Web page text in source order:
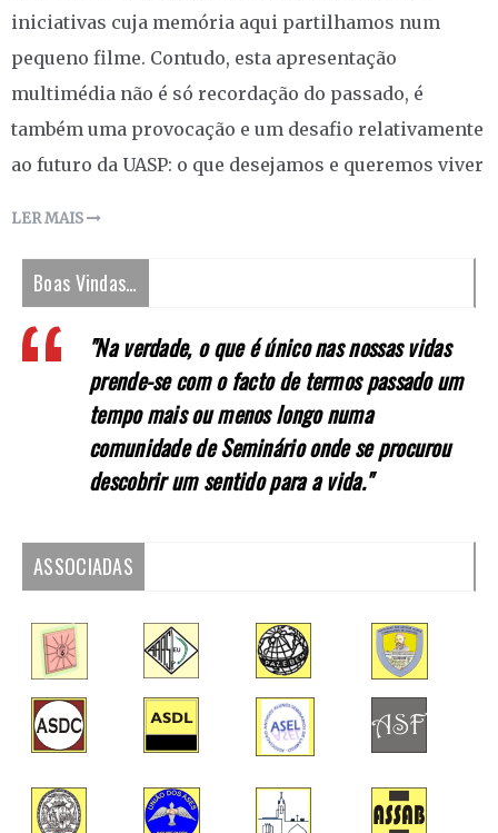
iniciativas cuja memória aqui partilhamos num
pequeno filme. Contudo, esta apresentação
multimédia não é só recordação do passado, é
também uma provocação e um desafio relativamente
ao futuro da UASP: o que desejamos e queremos viver
LER MAIS
Boas Vindas…
"Na verdade, o que é único nas nossas vidas
prende-se com o facto de termos passado um
tempo mais ou menos longo numa
comunidade de Seminário onde se procurou
descobrir um sentido para a vida."
ASSOCIADAS